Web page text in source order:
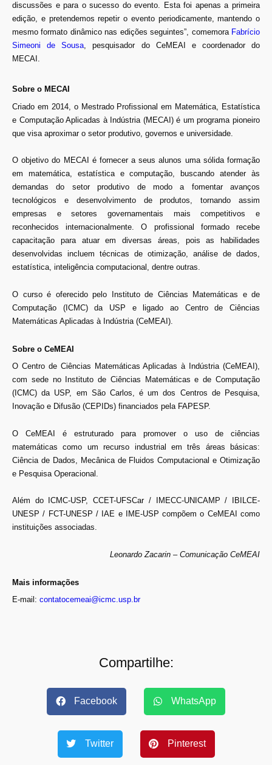
discussões e para o sucesso do evento. Esta foi apenas a primeira
edição, e pretendemos repetir o evento periodicamente, mantendo o
mesmo formato dinâmico nas edições seguintes”, comemora Fabrício
Simeoni de Sousa, pesquisador do CeMEAI e coordenador do
MECAI.
Sobre o MECAI
Criado em 2014, o Mestrado Profissional em Matemática, Estatística
e Computação Aplicadas à Indústria (MECAI) é um programa pioneiro
que visa aproximar o setor produtivo, governos e universidade.
O objetivo do MECAI é fornecer a seus alunos uma sólida formação
em matemática, estatística e computação, buscando atender às
demandas do setor produtivo de modo a fomentar avanços
tecnológicos e desenvolvimento de produtos, tornando assim
empresas e setores governamentais mais competitivos e
reconhecidos internacionalmente. O profissional formado recebe
capacitação para atuar em diversas áreas, pois as habilidades
desenvolvidas incluem técnicas de otimização, análise de dados,
estatística, inteligência computacional, dentre outras.
O curso é oferecido pelo Instituto de Ciências Matemáticas e de
Computação (ICMC) da USP e ligado ao Centro de Ciências
Matemáticas Aplicadas à Indústria (CeMEAI).
Sobre o CeMEAI
O Centro de Ciências Matemáticas Aplicadas à Indústria (CeMEAI),
com sede no Instituto de Ciências Matemáticas e de Computação
(ICMC) da USP, em São Carlos, é um dos Centros de Pesquisa,
Inovação e Difusão (CEPIDs) financiados pela FAPESP.
O CeMEAI é estruturado para promover o uso de ciências
matemáticas como um recurso industrial em três áreas básicas:
Ciência de Dados, Mecânica de Fluidos Computacional e Otimização
e Pesquisa Operacional.
Além do ICMC-USP, CCET-UFSCar / IMECC-UNICAMP / IBILCE-
UNESP / FCT-UNESP / IAE e IME-USP compõem o CeMEAI como
instituições associadas.
Leonardo Zacarin – Comunicação CeMEAI
Mais informações
E-mail: contatocemeai@icmc.usp.br
Compartilhe:
Facebook WhatsApp
Twitter Pinterest